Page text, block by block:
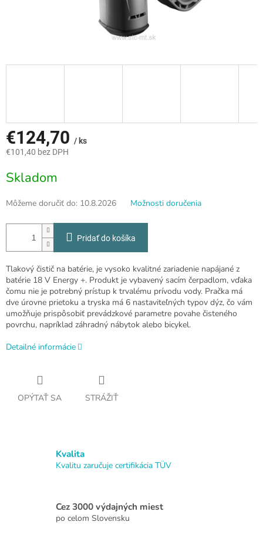
€124,70 / ks
€101,40 bez DPH
cena:
Skladom
Môžeme doručiť do: 10.8.2026 Možnosti doručenia
Pridať do košíka
Tlakový čistič na batérie, je vysoko kvalitné zariadenie napájané z
batérie 18 V Energy +. Produkt je vybavený sacím čerpadlom, vďaka
čomu nie je potrebný prístup k trvalému prívodu vody. Pračka má
dve úrovne prietoku a tryska má 6 nastaviteľných typov dýz, čo vám
umožňuje prispôsobiť prevádzkové parametre povahe čisteného
povrchu, napríklad záhradný nábytok alebo bicykel.
Detailné informácie
OPÝTAŤ SA STRÁŽIŤ
Kvalita
Kvalitu zaručuje certifikácia TÜV
Cez 3000 výdajných miest
po celom Slovensku